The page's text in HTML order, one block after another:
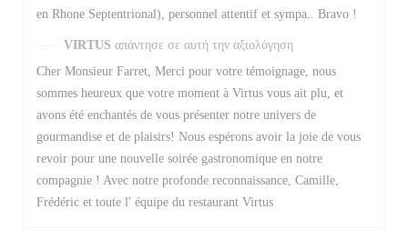
en Rhone Septentrional), personnel attentif et sympa.. Bravo !
VIRTUS απάντησε σε αυτή την αξιολόγηση
Cher Monsieur Farret, Merci pour votre témoignage, nous
sommes heureux que votre moment à Virtus vous ait plu, et
avons été enchantés de vous présenter notre univers de
gourmandise et de plaisirs! Nous espérons avoir la joie de vous
revoir pour une nouvelle soirée gastronomique en notre
compagnie ! Avec notre profonde reconnaissance, Camille,
Frédéric et toute l' équipe du restaurant Virtus